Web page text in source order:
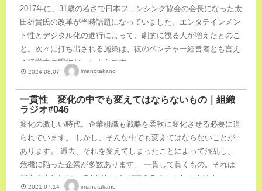
2017年に、31歳の若さで日本フェンシング協会の会長になった太
田雄貴氏の改革が当時話題になっていました。エンタテインメン
ト性とデジタル化の進行によって、劇的に観る人が増えたとのこ
と。次々に打ち出される施策は、彼のベンチャー経営者とも言え
る経営力の賜物だったようです。
2024.08.07 imanotakano
一貫性 変化の中でも変えてはならないもの｜組織
ラジオ#046
変化の激しい時代。企業組織も戦略を柔軟に変化させる必要に迫
られています。 しかし、そんな中でも変えてはならないことが
あります。 過去、それを変えてしまったことによって混乱し、
危機に陥った企業が多数あります。 一貫して貫くもの。それは
個人の人生においても同じことが言えるのかもしれません。
2021.07.14 imanotakano